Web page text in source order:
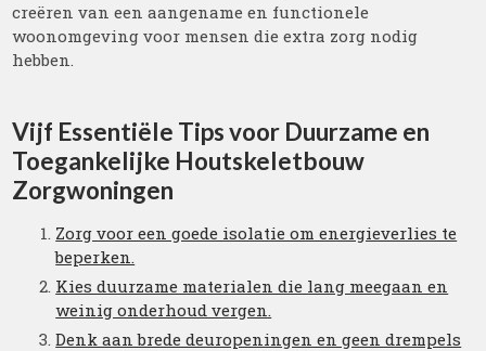
creëren van een aangename en functionele
woonomgeving voor mensen die extra zorg nodig
hebben.
Vijf Essentiële Tips voor Duurzame en
Toegankelijke Houtskeletbouw
Zorgwoningen
Zorg voor een goede isolatie om energieverlies te
beperken.
Kies duurzame materialen die lang meegaan en
weinig onderhoud vergen.
Denk aan brede deuropeningen en geen drempels